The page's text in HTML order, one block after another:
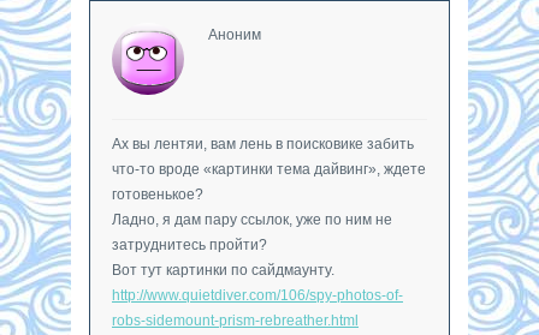
Аноним
Ах вы лентяи, вам лень в поисковике забить
что-то вроде «картинки тема дайвинг», ждете
готовенькое?
Ладно, я дам пару ссылок, уже по ним не
затруднитесь пройти?
Вот тут картинки по сайдмаунту.
http://www.quietdiver.com/106/spy-photos-of-
robs-sidemount-prism-rebreather.html